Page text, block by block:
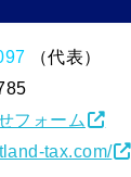
（代表）
フォーム
tax.com/